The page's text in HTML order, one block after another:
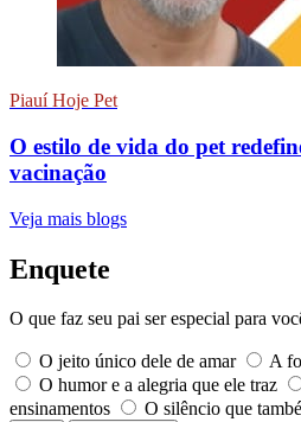
Piauí Hoje Pet
O estilo de vida do pet
vacinação
Veja mais blogs
Enquete
O que faz seu pai ser especial para
O jeito único dele de amar
A
O humor e a alegria que ele traz
ensinamentos
O silêncio que